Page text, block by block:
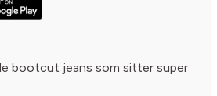
bootcut jeans som sitter super